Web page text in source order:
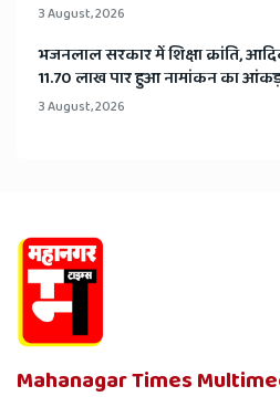
3 August, 2026
भजनलाल सरकार में शिक्षा क्रांति,
11.70 लाख पार हुआ नामांकन का
3 August, 2026
Mahanagar Times